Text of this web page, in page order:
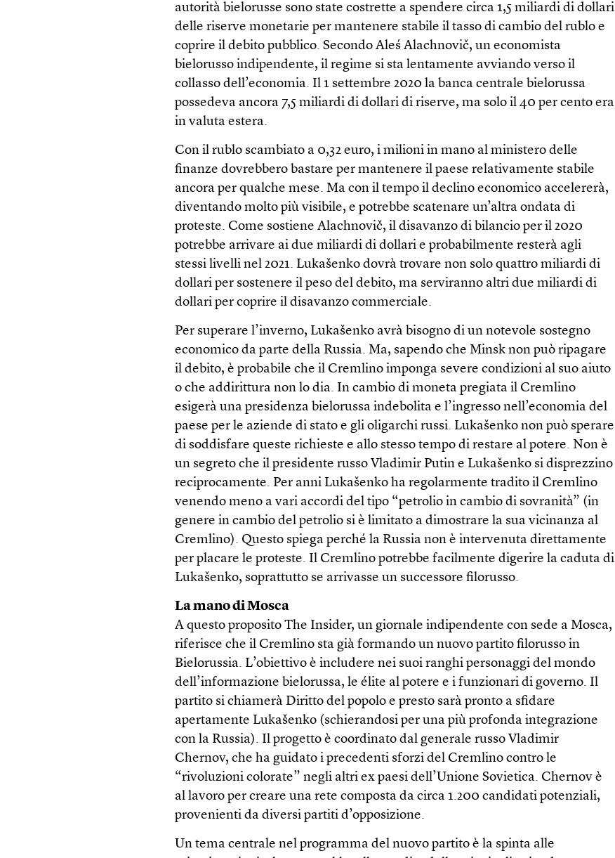
autorità bielorusse sono state costrette a spendere circa 1,5 miliardi di dollari
delle riserve monetarie per mantenere stabile il tasso di cambio del rublo e
coprire il debito pubblico. Secondo Aleś Alachnovič, un economista
bielorusso indipendente, il regime si sta lentamente avviando verso il
collasso dell’economia. Il 1 settembre 2020 la banca centrale bielorussa
possedeva ancora 7,5 miliardi di dollari di riserve, ma solo il 40 per cento era
in valuta estera.
Con il rublo scambiato a 0,32 euro, i milioni in mano al ministero delle
finanze dovrebbero bastare per mantenere il paese relativamente stabile
ancora per qualche mese. Ma con il tempo il declino economico accelererà,
diventando molto più visibile, e potrebbe scatenare un’altra ondata di
proteste. Come sostiene Alachnovič, il disavanzo di bilancio per il 2020
potrebbe arrivare ai due miliardi di dollari e probabilmente resterà agli
stessi livelli nel 2021. Lukašenko dovrà trovare non solo quattro miliardi di
dollari per sostenere il peso del debito, ma serviranno altri due miliardi di
dollari per coprire il disavanzo commerciale.
Per superare l’inverno, Lukašenko avrà bisogno di un notevole sostegno
economico da parte della Russia. Ma, sapendo che Minsk non può ripagare
il debito, è probabile che il Cremlino imponga severe condizioni al suo aiuto
o che addirittura non lo dia. In cambio di moneta pregiata il Cremlino
esigerà una presidenza bielorussa indebolita e l’ingresso nell’economia del
paese per le aziende di stato e gli oligarchi russi. Lukašenko non può sperare
di soddisfare queste richieste e allo stesso tempo di restare al potere. Non è
un segreto che il presidente russo Vladimir Putin e Lukašenko si disprezzino
reciprocamente. Per anni Lukašenko ha regolarmente tradito il Cremlino
venendo meno a vari accordi del tipo “petrolio in cambio di sovranità” (in
genere in cambio del petrolio si è limitato a dimostrare la sua vicinanza al
Cremlino). Questo spiega perché la Russia non è intervenuta direttamente
per placare le proteste. Il Cremlino potrebbe facilmente digerire la caduta di
Lukašenko, soprattutto se arrivasse un successore filorusso.
La mano di Mosca
A questo proposito The Insider, un giornale indipendente con sede a Mosca,
riferisce che il Cremlino sta già formando un nuovo partito filorusso in
Bielorussia. L’obiettivo è includere nei suoi ranghi personaggi del mondo
dell’informazione bielorussa, le élite al potere e i funzionari di governo. Il
partito si chiamerà Diritto del popolo e presto sarà pronto a sfidare
apertamente Lukašenko (schierandosi per una più profonda integrazione
con la Russia). Il progetto è coordinato dal generale russo Vladimir
Chernov, che ha guidato i precedenti sforzi del Cremlino contro le
“rivoluzioni colorate” negli altri ex paesi dell’Unione Sovietica. Chernov è
al lavoro per creare una rete composta da circa 1.200 candidati potenziali,
provenienti da diversi partiti d’opposizione.
Un tema centrale nel programma del nuovo partito è la spinta alle